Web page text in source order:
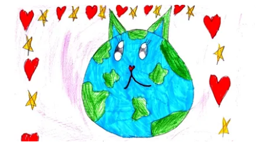
Bonificația de 3% pentru firme va fi
acordată automat. Ministerul
Finanțelor elimină cererile și
documentele suplimentare
Oficiuldestiri.ro
Atacurile cibernetice expun
vulnerabilitățile statului român: ANP
repetă scenariul e‑Terra. Ce ascund
comunicările oficiale și cine răspunde
pentru mentenanța IT a instituțiilor
publice